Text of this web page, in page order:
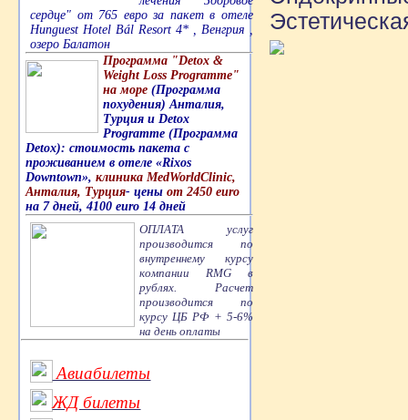
сердце" от 765 евро за пакет в отеле
Hunguest Hotel Bál Resort 4* , Венгрия ,
озеро Балатон
Программа "Detox &
Weight Loss Programme"
на море (Программа
похудения) Анталия,
Турция и Detox
Programme (Программа
Detox): стоимость пакета с
проживанием в отеле «Rixos
Downtown», клиника MedWorldClinic,
Анталия, Турция- цены от 2450 euro
на 7 дней, 4100 euro 14 дней
ОПЛАТА услуг
производится по
внутреннему курсу
компании RMG в
рублях. Расчет
производится по
курсу ЦБ РФ + 5-6%
на день оплаты
Авиабилеты
ЖД билеты